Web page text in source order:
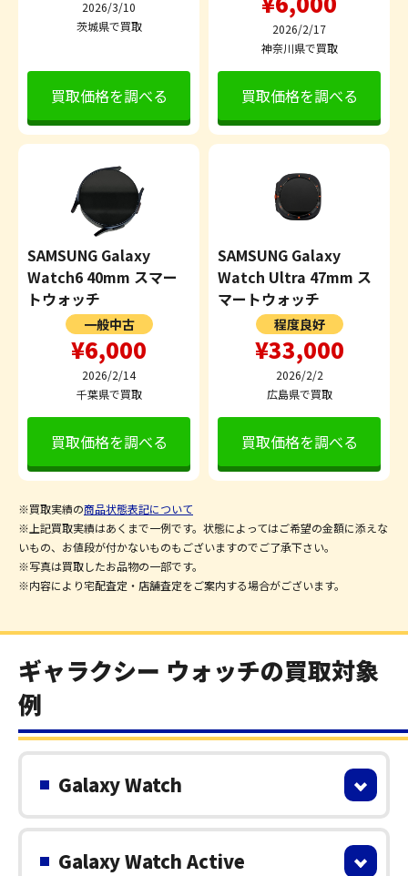
2026/3/10
茨城県で買取
買取価格を調べる
2026/2/17
神奈川県で買取
買取価格を調べる
SAMSUNG Galaxy
Watch6 40mm スマー
トウォッチ
一般中古
¥6,000
2026/2/14
千葉県で買取
買取価格を調べる
SAMSUNG Galaxy
Watch Ultra 47mm ス
マートウォッチ
程度良好
¥33,000
2026/2/2
広島県で買取
買取価格を調べる
※買取実績の商品状態表記について
※上記買取実績はあくまで一例です。状態によってはご希望の金額に添えな
いもの、お値段が付かないものもございますのでご了承下さい。
※写真は買取したお品物の一部です。
※内容により宅配査定・店舗査定をご案内する場合がございます。
ギャラクシー ウォッチの買取対象
例
Galaxy Watch
Galaxy Watch Active